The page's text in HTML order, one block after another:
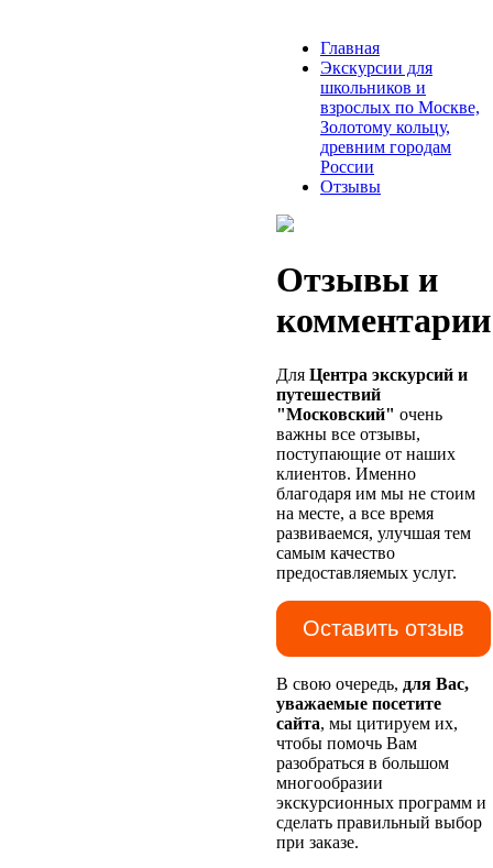
Главная
Экскурсии для
школьников и
взрослых по Москве,
Золотому кольцу,
древним городам
России
Отзывы
Отзывы и
комментарии
Для Центра экскурсий и
путешествий
"Московский" очень
важны все отзывы,
поступающие от наших
клиентов. Именно
благодаря им мы не стоим
на месте, а все время
развиваемся, улучшая тем
самым качество
предоставляемых услуг.
Оставить отзыв
В свою очередь, для Вас,
уважаемые посетите
сайта, мы цитируем их,
чтобы помочь Вам
разобраться в большом
многообразии
экскурсионных программ и
сделать правильный выбор
при заказе.